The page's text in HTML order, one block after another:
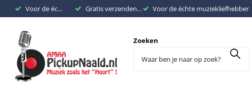
Voor de échte muziekliefhebber Gratis verzenden binnen Nederland vanaf €200,- Voor de échte muziekliefhebber
Zoeken